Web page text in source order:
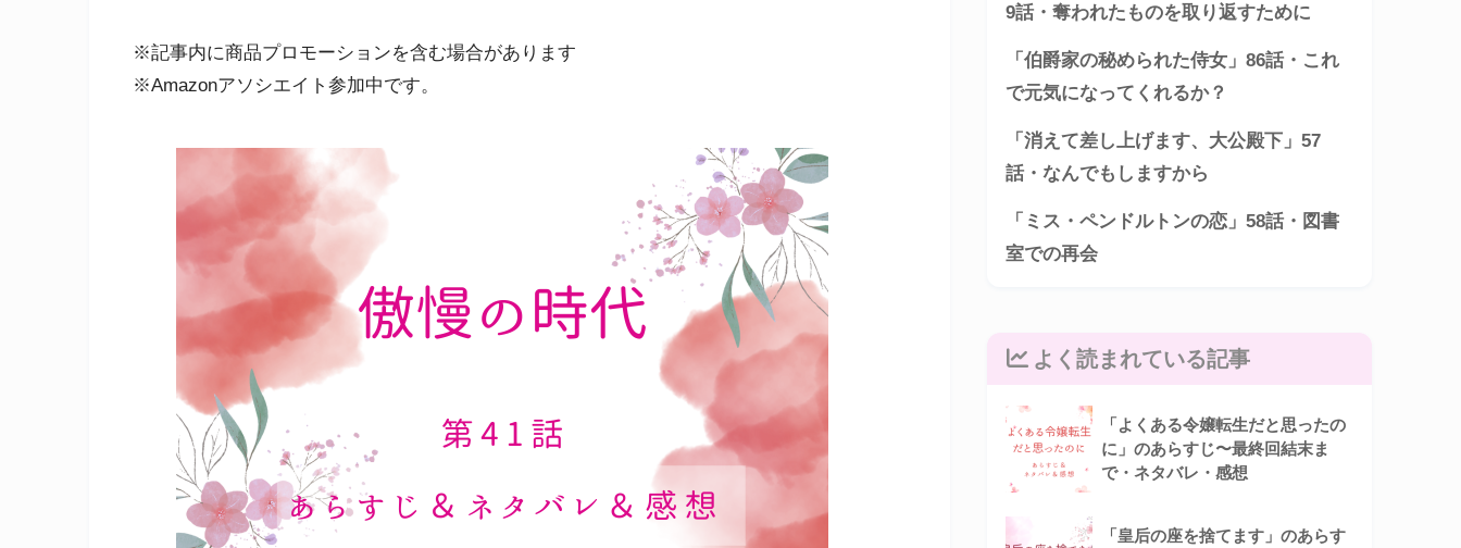
※記事内に商品プロモーションを含む場合があります
※Amazonアソシエイト参加中です。
9話・奪われたものを取り返すために
「伯爵家の秘められた侍女」86話・これ
で元気になってくれるか？
「消えて差し上げます、大公殿下」57
話・なんでもしますから
「ミス・ペンドルトンの恋」58話・図書
室での再会
よく読まれている記事
「よくある令嬢転生だと思ったの
に」のあらすじ〜最終回結末ま
で・ネタバレ・感想
「皇后の座を捨てます」のあらす